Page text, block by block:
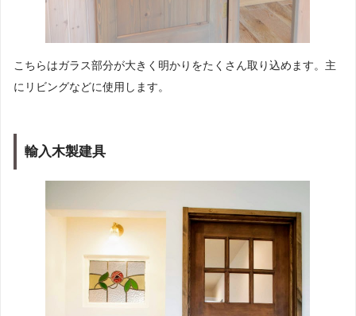
こちらはガラス部分が大きく明かりをたくさん取り込めます。主
にリビングなどに使用します。
輸入木製建具